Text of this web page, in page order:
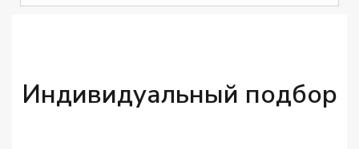
Индивидуальный подбор